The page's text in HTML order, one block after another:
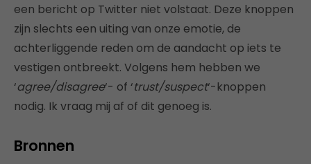
een bericht op Twitter niet volstaat. Deze knoppen
zijn slechts een uiting van onze emotie, de
achterliggende reden om de aandacht op iets te
vestigen ontbreekt. Volgens hem hebben we
‘agree/disagree‘- of ‘trust/suspect‘-knoppen
nodig. Ik vraag mij af of dit genoeg is.
Bronnen